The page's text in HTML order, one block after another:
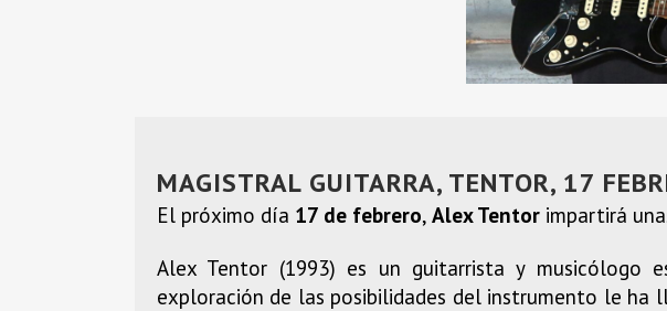
MAGISTRAL GUITARRA, TENTOR, 17
El próximo día 17 de febrero, Alex Tentor impartirá
Alex Tentor (1993) es un guitarrista y musicólogo
exploración de las posibilidades del instrumento le